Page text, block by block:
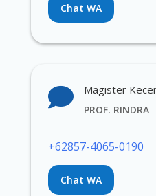
Chat WA
 Magister
PROF. RINDRA
+62857-4065-0190
Chat WA